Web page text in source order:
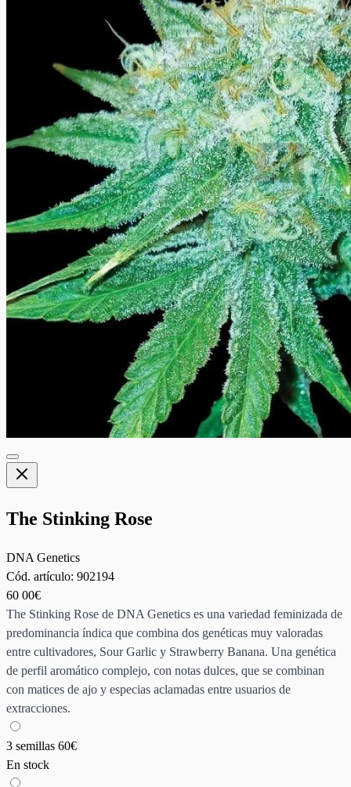
The Stinking Rose
DNA Genetics
Cód. artículo: 902194
60 00€
The Stinking Rose de DNA Genetics es una variedad feminizada de
predominancia índica que combina dos genéticas muy valoradas
entre cultivadores, Sour Garlic y Strawberry Banana. Una genética
de perfil aromático complejo, con notas dulces, que se combinan
con matices de ajo y especias aclamadas entre usuarios de
extracciones.
3 semillas 60€
En stock